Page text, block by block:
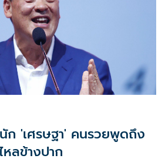
ก 'เศรษฐา' คนรวยพูดถึง
ลข้างปาก